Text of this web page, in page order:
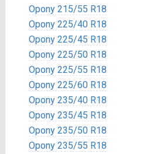
Opony 215/55 R18
Opony 225/40 R18
Opony 225/45 R18
Opony 225/50 R18
Opony 225/55 R18
Opony 225/60 R18
Opony 235/40 R18
Opony 235/45 R18
Opony 235/50 R18
Opony 235/55 R18